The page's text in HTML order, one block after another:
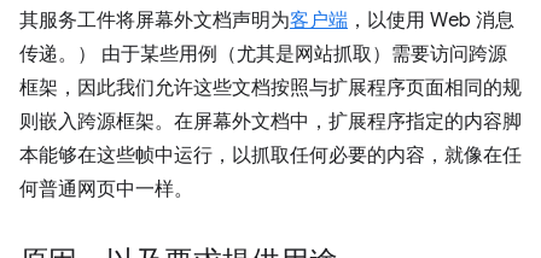
其服务工件将屏幕外文档声明为客户端 ，以使用 Web 消息
传递。） 由于某些用例（尤其是网站抓取）需要访问跨源
框架，因此我们允许这些文档按照与扩展程序页面相同的规
则嵌入跨源框架。在屏幕外文档中，扩展程序指定的内容脚
本能够在这些帧中运行，以抓取任何必要的内容，就像在任
何普通网页中一样。